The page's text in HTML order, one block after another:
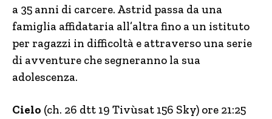
a 35 anni di carcere. Astrid passa da una
famiglia affidataria all’altra fino a un istituto
per ragazzi in difficoltà e attraverso una serie
di avventure che segneranno la sua
adolescenza.
Cielo (ch. 26 dtt 19 Tivùsat 156 Sky) ore 21:25